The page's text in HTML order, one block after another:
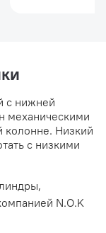
с нижней
механическими
колонне. Низкий
с низкими
N.O.K